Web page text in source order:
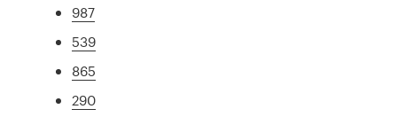
987
539
865
290